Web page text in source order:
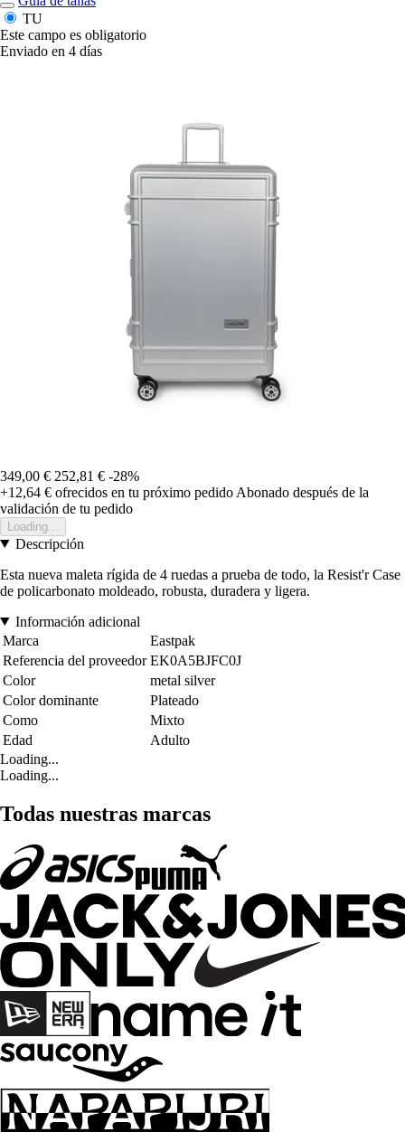
TU
Este campo es obligatorio
Enviado en 4 días
349,00 € 252,81 € -28%
+12,64 € ofrecidos en tu próximo pedido Abonado después de la
validación de tu pedido
Loading...
Descripción
Esta nueva maleta rígida de 4 ruedas a prueba de todo, la Resist'r Case
de policarbonato moldeado, robusta, duradera y ligera.
Información adicional
Marca
Eastpak
Referencia del proveedor EK0A5BJFC0J
Color
metal silver
Color dominante
Plateado
Como
Mixto
Edad
Adulto
Loading...
Loading...
Todas nuestras marcas